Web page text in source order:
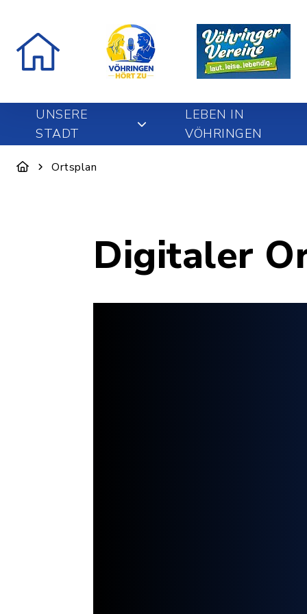
UNSERE
STADT
LEBEN IN
VÖHRINGEN
Ortsplan
Digitaler